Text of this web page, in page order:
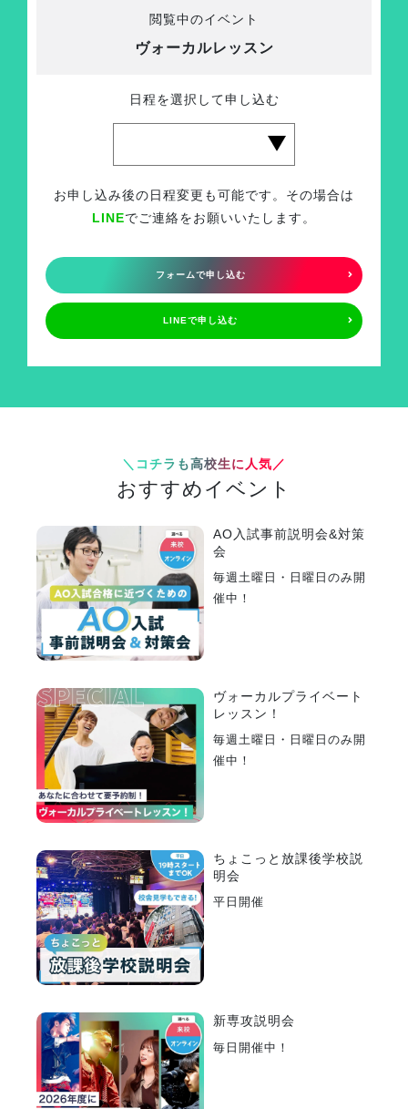
閲覧中のイベント
ヴォーカルレッスン
日程を選択して申し込む
お申し込み後の日程変更も可能です。その場合は
LINEでご連絡をお願いいたします。
フォームで申し込む
LINEで申し込む
＼コチラも高校生に人気／
おすすめイベント
AO入試事前説明会&対策
会
毎週土曜日・日曜日のみ開
催中！
ヴォーカルプライベート
レッスン！
毎週土曜日・日曜日のみ開
催中！
ちょこっと放課後学校説
明会
平日開催
新専攻説明会
毎日開催中！